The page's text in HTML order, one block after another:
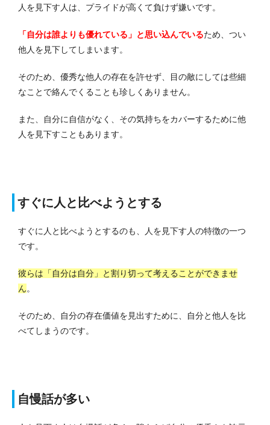
人を見下す人は、プライドが高くて負けず嫌いです。
「自分は誰よりも優れている」と思い込んでいるため、つい
他人を見下してしまいます。
そのため、優秀な他人の存在を許せず、目の敵にしては些細
なことで絡んでくることも珍しくありません。
また、自分に自信がなく、その気持ちをカバーするために他
人を見下すこともあります。
すぐに人と比べようとする
すぐに人と比べようとするのも、人を見下す人の特徴の一つ
です。
彼らは「自分は自分」と割り切って考えることができませ
ん。
そのため、自分の存在価値を見出すために、自分と他人を比
べてしまうのです。
自慢話が多い